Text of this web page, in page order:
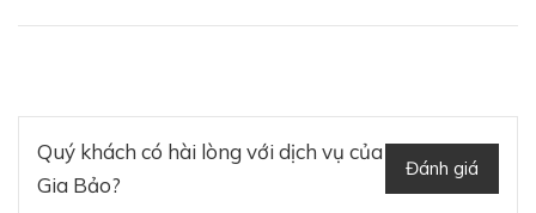
khỏe khoắn
Quý khách có hài lòng với dịch vụ của
Gia Bảo?
Đánh giá